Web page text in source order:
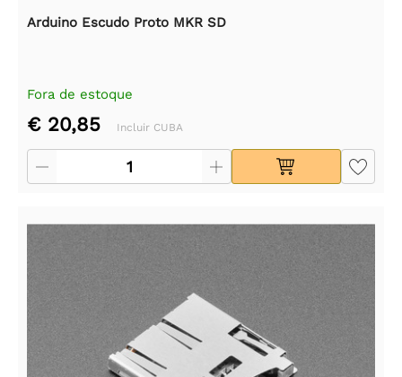
Arduino Escudo Proto MKR SD
Fora de estoque
€ 20,85 Incluir CUBA